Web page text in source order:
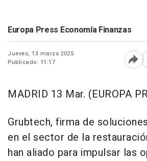
Europa Press Economía Finanzas
Jueves, 13 marzo 2025
Publicado: 11:17
MADRID 13 Mar. (EUROPA
Grubtech, firma de
en el sector de la
han aliado para impulsar las